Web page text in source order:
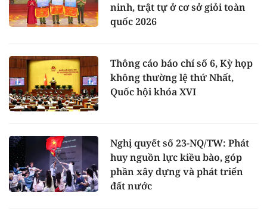
ninh, trật tự ở cơ sở giỏi toàn
quốc 2026
Thông cáo báo chí số 6, Kỳ họp
không thường lệ thứ Nhất,
Quốc hội khóa XVI
Nghị quyết số 23-NQ/TW: Phát
huy nguồn lực kiều bào, góp
phần xây dựng và phát triển
đất nước